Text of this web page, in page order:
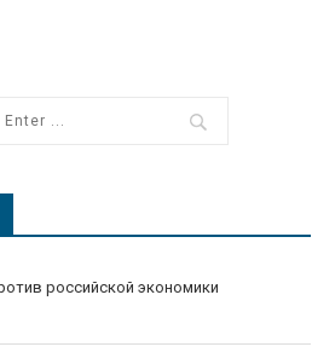
российской экономики